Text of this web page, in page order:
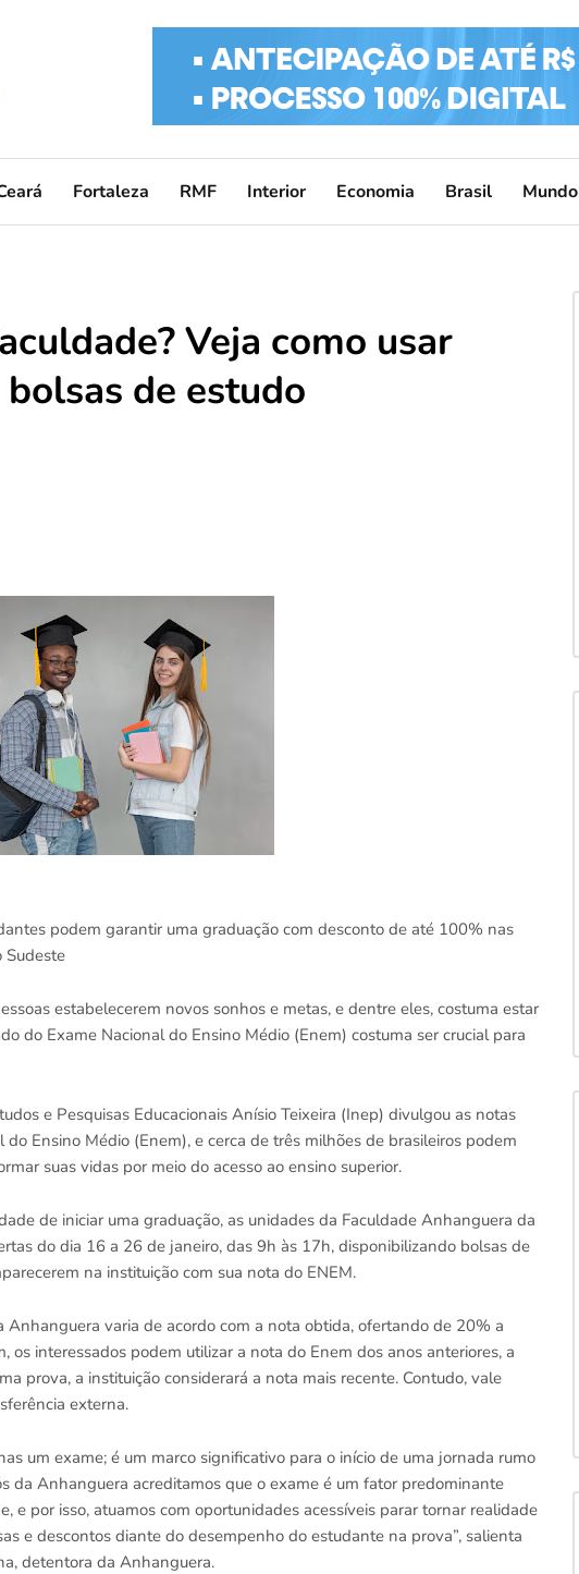
Fortaleza RMF Interior Economia Brasil Mundo
Veja como usar
de estudo
podem garantir uma graduação com desconto de até 100% nas
Sudeste
estabelecerem novos sonhos e metas, e dentre eles, costuma estar
do Exame Nacional do Ensino Médio (Enem) costuma ser crucial para
e Pesquisas Educacionais Anísio Teixeira (Inep) divulgou as notas
Ensino Médio (Enem), e cerca de três milhões de brasileiros podem
suas vidas por meio do acesso ao ensino superior.
de iniciar uma graduação, as unidades da Faculdade Anhanguera da
do dia 16 a 26 de janeiro, das 9h às 17h, disponibilizando bolsas de
na instituição com sua nota do ENEM.
varia de acordo com a nota obtida, ofertando de 20% a
os interessados podem utilizar a nota do Enem dos anos anteriores, a
prova, a instituição considerará a nota mais recente. Contudo, vale
externa.
um exame; é um marco significativo para o início de uma jornada rumo
da Anhanguera acreditamos que o exame é um fator predominante
e por isso, atuamos com oportunidades acessíveis parar tornar realidade
e descontos diante do desempenho do estudante na prova”, salienta
detentora da Anhanguera.